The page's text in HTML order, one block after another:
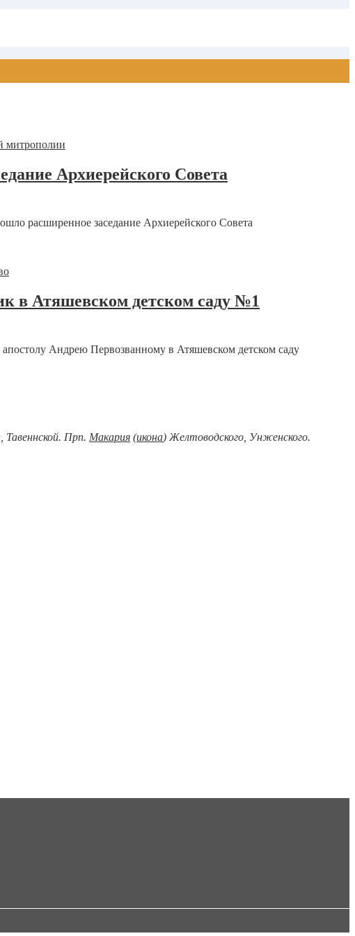
Архиерейского Совета
расширенное заседание Архиерейского Совета
в Атяшевском детском саду №1
Андрею Первозванному в Атяшевском детском саду
Тавеннской. Прп. Макария (икона) Желтоводского, Унженского.